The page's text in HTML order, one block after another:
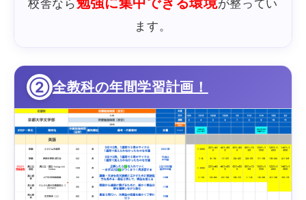
校舎なら
が整ってい
ます。
②全教科の年間学習計画！